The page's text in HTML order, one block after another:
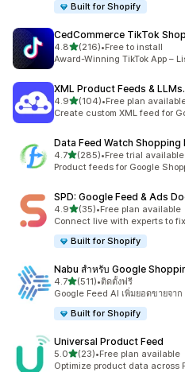
Built for Shopify
CedCommerce TikTok Shop
4.8เต็ม 5 ดาว
(216)
ทั้งหมด 216 รีวิว
•Free to install
Award-Winning TikTok App –
XML Product Feeds &
4.9เต็ม 5 ดาว
(104)
ทั้งหมด 104 รีวิว
•Free plan
Create custom XML feed for
Data Feed Watch Shopping
4.7เต็ม 5 ดาว
(285)
ทั้งหมด 285 รีวิว
•Free trial available
Product feeds for Google
SPD: Google Feed & Ads
4.9เต็ม 5 ดาว
(35)
ทั้งหมด 35 รีวิว
•Free plan available
Connect live with experts to
Built for Shopify
Nabu สำหรับ Google
4.7เต็ม 5 ดาว
(511)
ทั้งหมด 511 รีวิว
•ติดตั้งฟรี
Google Feed AI เพิ่มยอดขายจา
Built for Shopify
Universal Product Feed
5.0เต็ม 5 ดาว
(23)
ทั้งหมด 23 รีวิว
•Free plan available
Optimize product data across